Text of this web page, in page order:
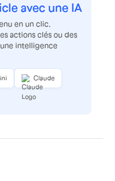
avec une IA
en un clic.
actions clés ou des
intelligence
Claude